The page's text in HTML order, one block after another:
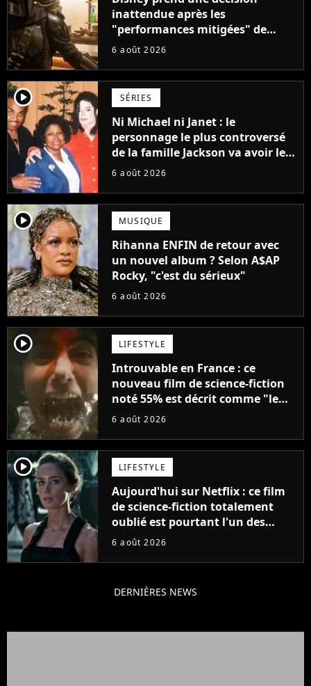
inattendue après les
"performances mitigées" de
Vaiana et The Mandalorian &
6 août 2026
player2 SÉRIES
Ni Michael ni Janet : le
personnage le plus controversé
de la famille Jackson va avoir le
droit à sa propre série
6 août 2026
player2 MUSIQUE
Rihanna ENFIN de retour avec
un nouvel album ? Selon A$AP
Rocky, "c'est du sérieux"
6 août 2026
player2 LIFESTYLE
Introuvable en France : ce
nouveau film de science-fiction
noté 55% est décrit comme "le
plus stupide de l'année"
6 août 2026
player2 LIFESTYLE
Aujourd'hui sur Netflix : ce film
de science-fiction totalement
oublié est pourtant l'un des
meilleurs des années 2010
6 août 2026
DERNIÈRES NEWS